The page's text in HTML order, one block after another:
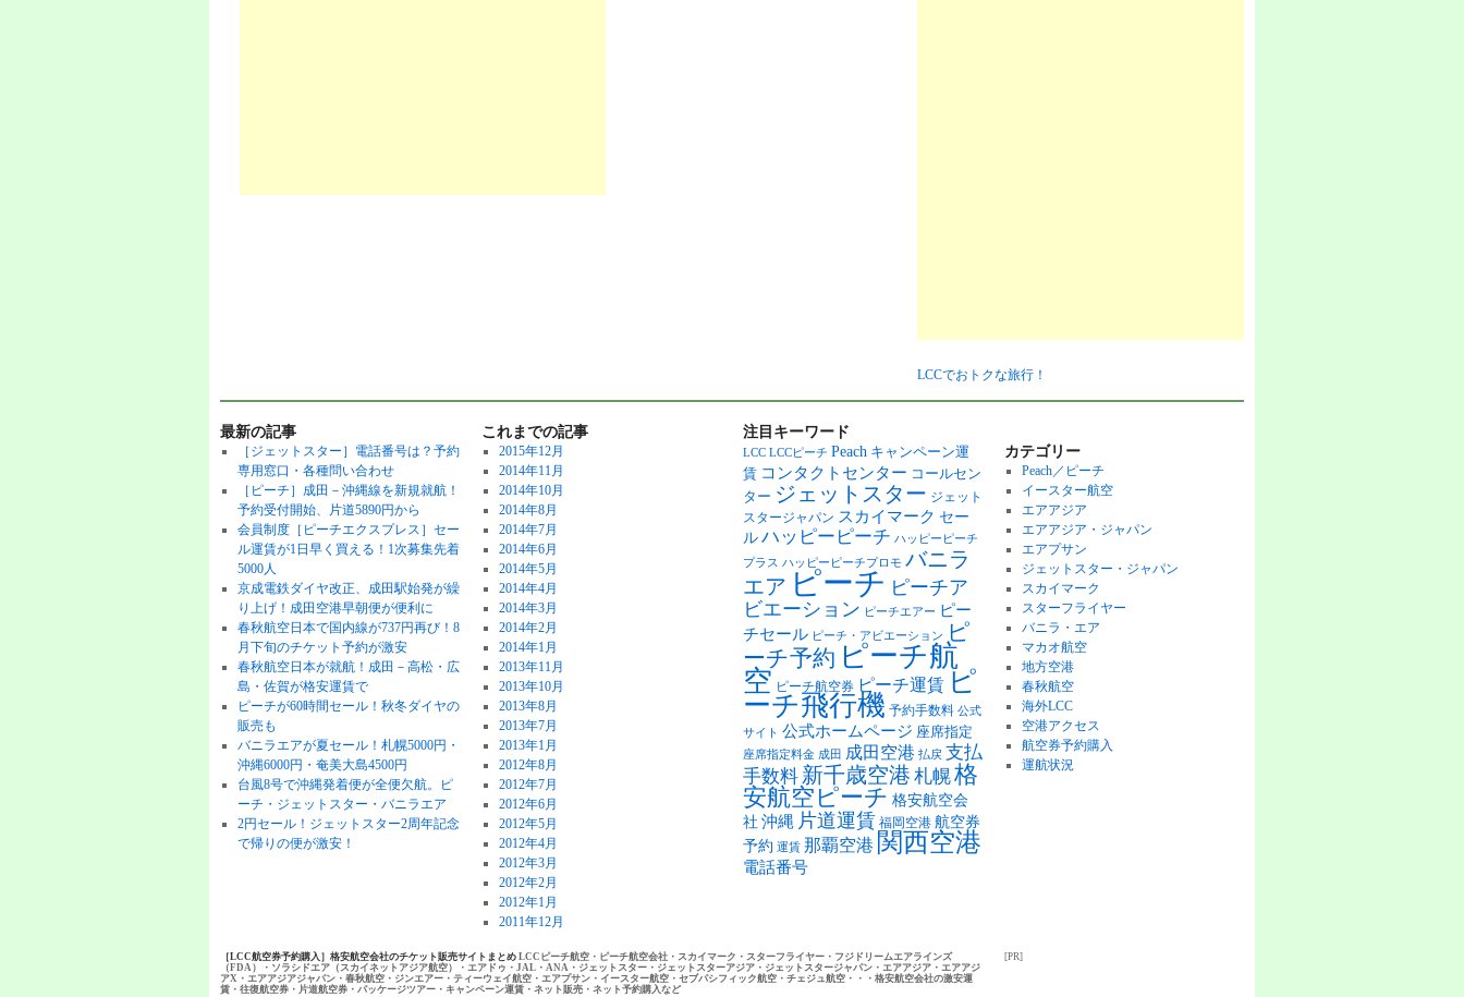
LCCでおトクな旅行！
最新の記事
［ジェットスター］電話番号は？予約
専用窓口・各種問い合わせ
［ピーチ］成田－沖縄線を新規就航！
予約受付開始、片道5890円から
会員制度［ピーチエクスプレス］セー
ル運賃が1日早く買える！1次募集先着
5000人
京成電鉄ダイヤ改正、成田駅始発が繰
り上げ！成田空港早朝便が便利に
春秋航空日本で国内線が737円再び！8
月下旬のチケット予約が激安
春秋航空日本が就航！成田－高松・広
島・佐賀が格安運賃で
ピーチが60時間セール！秋冬ダイヤの
販売も
バニラエアが夏セール！札幌5000円・
沖縄6000円・奄美大島4500円
台風8号で沖縄発着便が全便欠航。ピ
ーチ・ジェットスター・バニラエア
2円セール！ジェットスター2周年記念
で帰りの便が激安！
これまでの記事
2015年12月
2014年11月
2014年10月
2014年8月
2014年7月
2014年6月
2014年5月
2014年4月
2014年3月
2014年2月
2014年1月
2013年11月
2013年10月
2013年8月
2013年7月
2013年1月
2012年8月
2012年7月
2012年6月
2012年5月
2012年4月
2012年3月
2012年2月
2012年1月
2011年12月
注目キーワード
LCC LCCピーチ Peach キャンペーン運
賃 コンタクトセンター コールセン
ター ジェットスター ジェット
スタージャパン スカイマーク セー
ルハッピーピーチ ハッピーピーチ
プラス ハッピーピーチプロモ バニラ
エア ピーチ ピーチア
ビエーション ピーチエアー ピー
チセール ピーチ・アビエーション
ピ
ーチ予約 ピーチ航
空 ピーチ航空券 ピーチ運賃 ピ
ーチ飛行機 予約手数料 公式
サイト 公式ホームページ 座席指定
座席指定料金 成田 成田空港 払戻 支払
手数料 新千歳空港 札幌格
安航空ピーチ 格安航空会
社 沖縄 片道運賃 福岡空港 航空券
予約 運賃 那覇空港 関西空港
電話番号
カテゴリー
Peach／ピーチ
イースター航空
エアアジア
エアアジア・ジャパン
エアプサン
ジェットスター・ジャパン
スカイマーク
スターフライヤー
バニラ・エア
マカオ航空
地方空港
春秋航空
海外LCC
空港アクセス
航空券予約購入
運航状況
［LCC航空券予約購入］格安航空会社のチケット販売サイトまとめ LCCピーチ航空・ピーチ航空会社・スカイマーク・スターフライヤー・フジドリームエアラインズ
（FDA）・ソラシドエア（スカイネットアジア航空）・エアドゥ・JAL・ANA・ジェットスター・ジェットスターアジア・ジェットスタージャパン・エアアジア・エアアジ
アX・エアアジアジャパン・春秋航空・ジンエアー・ティーウェイ航空・エアプサン・イースター航空・セブパシフィック航空・チェジュ航空・・・格安航空会社の激安運
賃・往復航空券・片道航空券・パッケージツアー・キャンペーン運賃・ネット販売・ネット予約購入など
[PR]